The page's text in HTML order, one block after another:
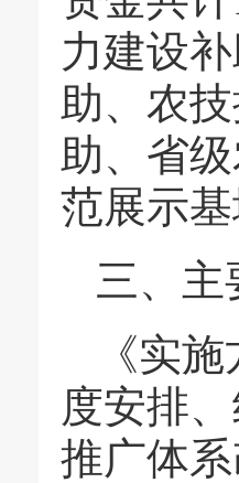
力建设
助、农
助、省
范展示
三、主
《实
度安排
推广体